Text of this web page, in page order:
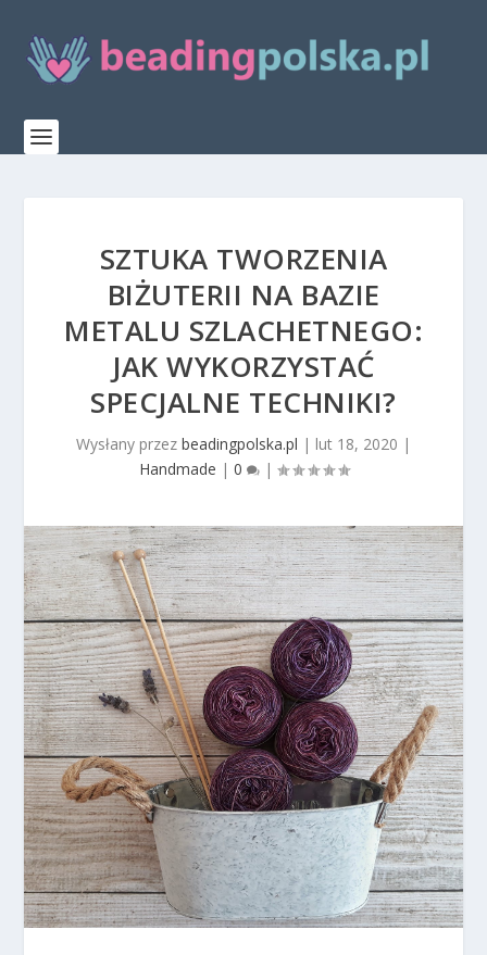
SZTUKA TWORZENIA
BIŻUTERII NA BAZIE
METALU SZLACHETNEGO:
JAK WYKORZYSTAĆ
SPECJALNE TECHNIKI?
Wysłany przez beadingpolska.pl | lut 18, 2020 |
Handmade | 0 |